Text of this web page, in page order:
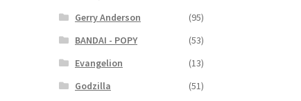
Gerry Anderson
(95)
BANDAI - POPY
(53)
Evangelion
(13)
Godzilla
(51)